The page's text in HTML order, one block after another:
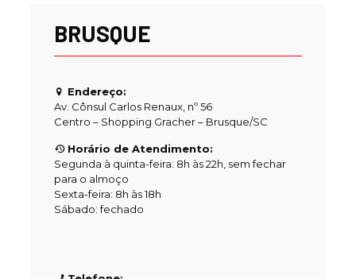
BRUSQUE
Endereço:
Av. Cônsul Carlos Renaux, nº 56
Centro – Shopping Gracher – Brusque/SC
Horário de Atendimento:
Segunda à quinta-feira: 8h às 22h, sem fechar
para o almoço
Sexta-feira: 8h às 18h
Sábado: fechado